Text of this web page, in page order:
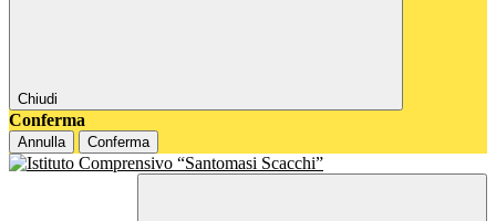
Chiudi
Conferma
Annulla Conferma